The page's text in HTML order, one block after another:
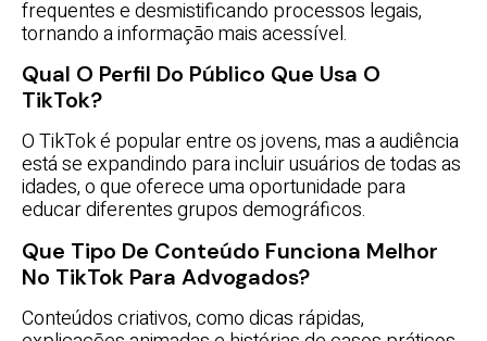
frequentes e desmistificando processos legais,
tornando a informação mais acessível.
Qual O Perfil Do Público Que Usa O
TikTok?
O TikTok é popular entre os jovens, mas a audiência
está se expandindo para incluir usuários de todas as
idades, o que oferece uma oportunidade para
educar diferentes grupos demográficos.
Que Tipo De Conteúdo Funciona Melhor
No TikTok Para Advogados?
Conteúdos criativos, como dicas rápidas,